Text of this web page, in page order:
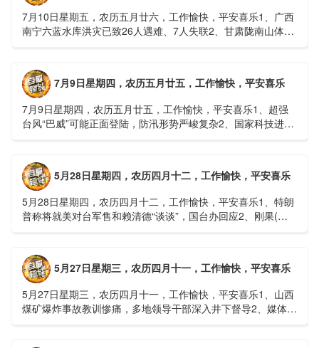
7月10日星期五，农历五月廿六，工作愉快，平安喜乐1、广西
南宁六蓝水库洪灾已致26人遇难、7人失联2、甘肃陇南山体滑
7月9日星期四，农历五月廿五，工作愉快，平安喜乐
7月9日星期四，农历五月廿五，工作愉快，平安喜乐1、超强
台风“巴威”可能正面登陆，防汛形势严峻复杂2、国家科技进步
5月28日星期四，农历四月十二，工作愉快，平安喜乐
5月28日星期四，农历四月十二，工作愉快，平安喜乐1、特朗
普称将就美对台军售和赖清德“谈谈”，国台办回应2、刚果(金)
5月27日星期三，农历四月十一，工作愉快，平安喜乐
5月27日星期三，农历四月十一，工作愉快，平安喜乐1、山西
煤矿爆炸事故教训惨痛，多地领导干部深入井下督导2、媒体：